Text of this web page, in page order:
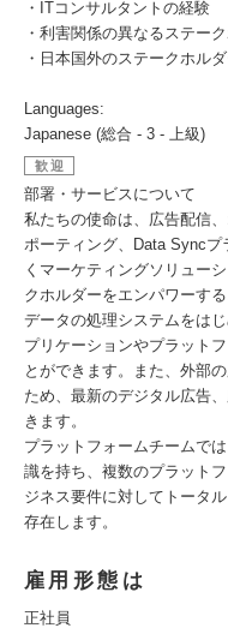
・ITコンサルタントの経験
・利害関係の異なるステー
・日本国外のステークホル
Languages:
Japanese (総合 - 3 - 上級)
歓迎
部署・サービスについて
私たちの使命は、広告配信
ポーティング、Data Sync
くマーケティングソリュー
クホルダーをエンパワーす
データの処理システムをは
プリケーションやプラット
とができます。また、外部
ため、最新のデジタル広告
きます。
プラットフォームチームで
識を持ち、複数のプラット
ジネス要件に対してトータ
存在します。
雇用形態は
正社員